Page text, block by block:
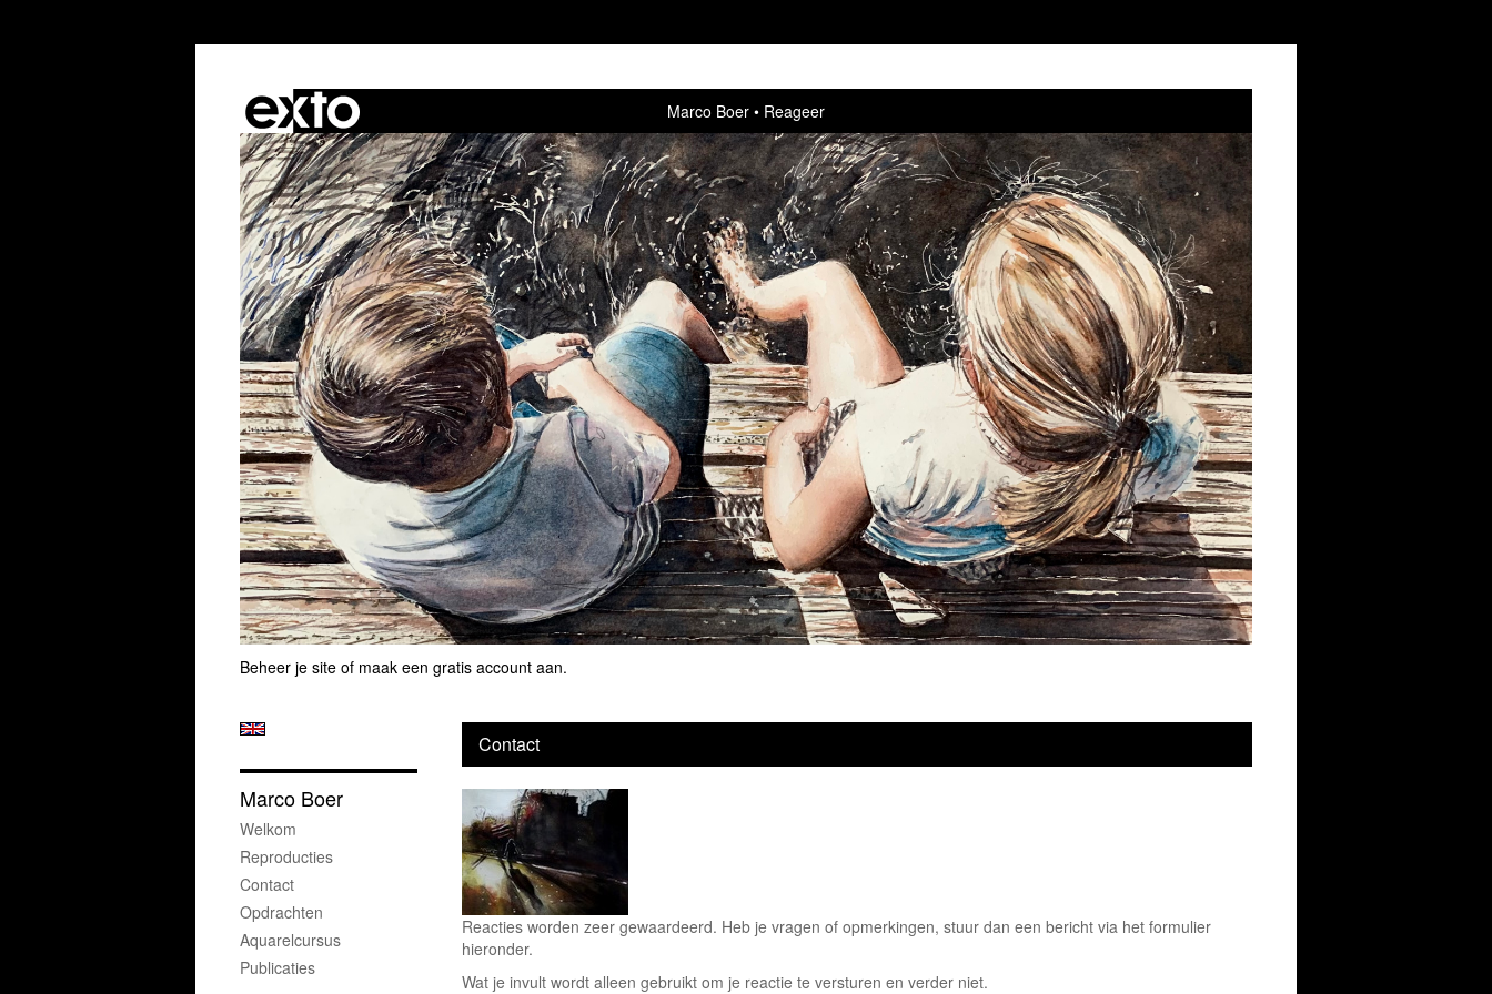
Marco Boer Reageer
Beheer je site of maak een gratis account aan.
Contact
Reacties worden zeer gewaardeerd. Heb je vragen of opmerkingen, stuur dan een bericht via het formulier
hieronder.
Wat je invult wordt alleen gebruikt om je reactie te versturen en verder niet.
Marco Boer
Welkom
Reproducties
Contact
Opdrachten
Aquarelcursus
Publicaties